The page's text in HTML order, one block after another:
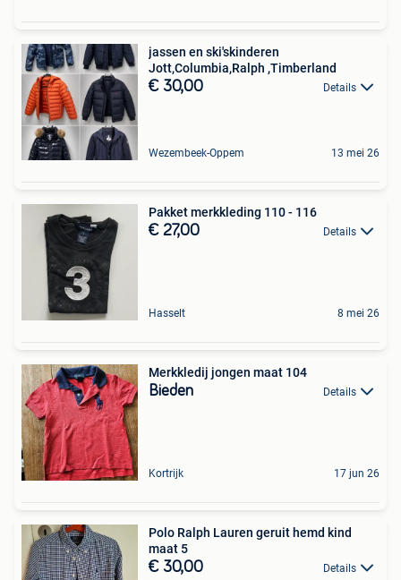
jassen en ski'skinderen
Jott,Columbia,Ralph ,Timberland
€ 30,00 Details
Wezembeek-Oppem 13 mei 26
Pakket merkkleding 110 - 116
€ 27,00 Details
Hasselt 8 mei 26
Merkkledij jongen maat 104
Bieden Details
Kortrijk 17 jun 26
Polo Ralph Lauren geruit hemd kind
maat 5
€ 30,00 Details